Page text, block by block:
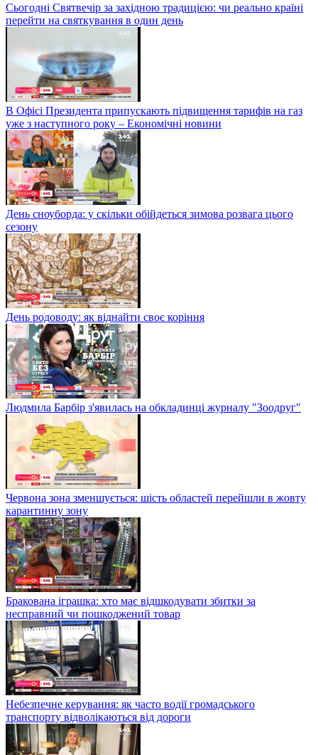
Сьогодні Святвечір за західною традицією: чи реально країні
перейти на святкування в один день
В Офісі Президента припускають підвищення тарифів на газ
уже з наступного року – Економічні новини
День сноуборда: у скільки обійдеться зимова розвага цього
сезону
День родоводу: як віднайти своє коріння
Людмила Барбір з'явилась на обкладинці журналу "Зоодруг"
Червона зона зменшується: шість областей перейшли в жовту
карантинну зону
Бракована іграшка: хто має відшкодувати збитки за
несправний чи пошкоджений товар
Небезпечне керування: як часто водії громадського
транспорту відволікаються від дороги